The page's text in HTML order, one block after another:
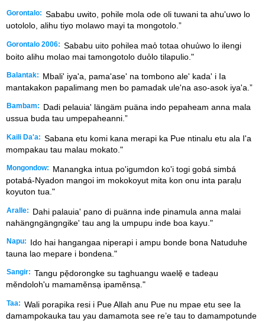
Gorontalo: Sababu uwito, pohile mola ode oli tuwani ta ahu'uwo lo
uotololo, alihu tiyo molawo mayi ta mongotolo.”
Gorontalo 2006: Sababu uito pohilea mao̒ totaa ohuu̒wo lo ilengi
boito alihu molao mai tamongotolo duo̒lo tilapulio."
Balantak:
Mbali' iya'a, pama'ase' na tombono ale' kada' i Ia
mantakakon papalimang men bo pamadak ule'na aso-asok iya'a.”
Bambam:
Dadi pelauia' längäm puäna indo pepaheam anna mala
ussua buda tau umpepaheanni.”
Kaili Da'a: Sabana etu komi kana merapi ka Pue ntinalu etu ala I'a
mompakau tau malau mokato."
Mongondow:
Manangka intua po'igumdon ko'i togi gobá simbá
potabá-Nyadon mangoi im mokokoyut mita kon onu inta paraḷu
koyuton tua."
Aralle:
Dahi palauia' pano di puänna inde pinamula anna malai
nahängngängngike' tau ang la umpupu inde boa kayu."
Napu:
Ido hai hangangaa niperapi i ampu bonde bona Natuduhe
tauna lao mepare i bondena."
Sangir: Tangu pẹ̌dorongke su taghuangu waelẹ̌ e tadeạu
měndoloh'u mamaměnsạ ipaměnsạ."
Taa: Wali porapika resi i Pue Allah anu Pue nu mpae etu see Ia
damampokauka tau yau damamota see re’e tau to damampotunde